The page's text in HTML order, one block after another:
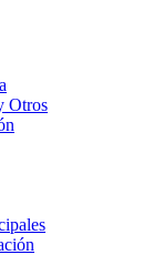
Otros